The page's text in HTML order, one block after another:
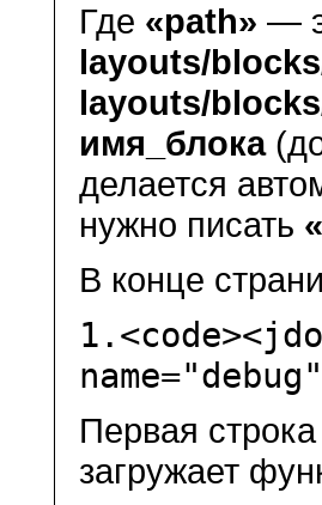
Где «path» —
layouts/
layouts/
имя_блока
делается
нужно писать
В конце
1.
name="debug"
Первая строка
загружает